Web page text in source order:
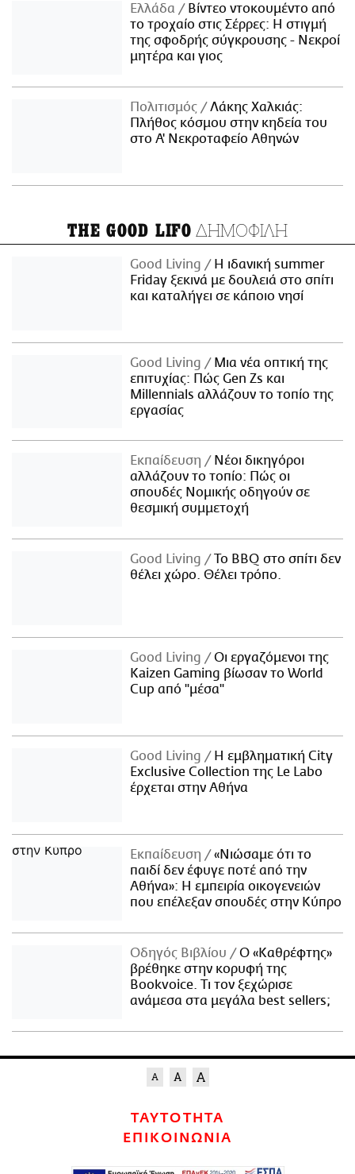
Ελλάδα
Βίντεο ντοκουμέντο από
το τροχαίο στις Σέρρες: Η στιγμή
της σφοδρής σύγκρουσης - Νεκροί
μητέρα και γιος
Πολιτισμός
Λάκης Χαλκιάς:
Πλήθος κόσμου στην κηδεία του
στο Α' Νεκροταφείο Αθηνών
THE GOOD LIFO ΔΗΜΟΦΙΛΗ
Good Living
Η ιδανική summer
Friday ξεκινά με δουλειά στο σπίτι
και καταλήγει σε κάποιο νησί
Good Living
Μια νέα οπτική της
επιτυχίας: Πώς Gen Zs και
Millennials αλλάζουν το τοπίο της
εργασίας
Εκπαίδευση
Νέοι δικηγόροι
αλλάζουν το τοπίο: Πώς οι
σπουδές Νομικής οδηγούν σε
θεσμική συμμετοχή
Good Living
Το BBQ στο σπίτι δεν
θέλει χώρο. Θέλει τρόπο.
Good Living
Οι εργαζόμενοι της
Kaizen Gaming βίωσαν το World
Cup από "μέσα"
Good Living
Η εμβληματική City
Exclusive Collection της Le Labo
έρχεται στην Αθήνα
Εκπαίδευση
«Νιώσαμε ότι το
παιδί δεν έφυγε ποτέ από την
Αθήνα»: Η εμπειρία οικογενειών
που επέλεξαν σπουδές στην Κύπρο
Οδηγός Βιβλίου
Ο «Καθρέφτης»
βρέθηκε στην κορυφή της
Bookvoice. Τι τον ξεχώρισε
ανάμεσα στα μεγάλα best sellers;
ΤΑΥΤΟΤΗΤΑ
ΕΠΙΚΟΙΝΩΝΙΑ